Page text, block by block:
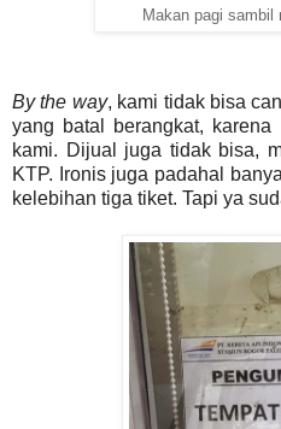
Makan pagi sambil
By the way, kami tidak bisa
yang batal berangkat,
kami. Dijual juga tidak bisa,
KTP. Ironis juga padahal
kelebihan tiga tiket. Tapi ya